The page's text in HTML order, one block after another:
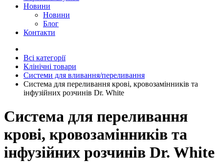
Новини
Новини
Блог
Контакти
Всі категорії
Клінічні товари
Системи для вливання/переливання
Система для переливання крові, кровозамінників та
інфузійних розчинів Dr. White
Система для переливання
крові, кровозамінників та
інфузійних розчинів Dr. White